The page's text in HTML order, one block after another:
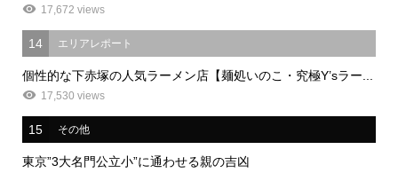
17,672 views
14 エリアレポート
個性的な下赤塚の人気ラーメン店【麺処いのこ・究極Y’sラー...
17,530 views
15 その他
東京”3大名門公立小”に通わせる親の吉凶